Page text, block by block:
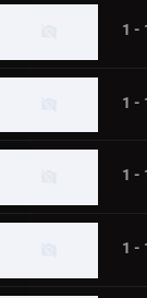
1 -
1 -
1 -
1 -